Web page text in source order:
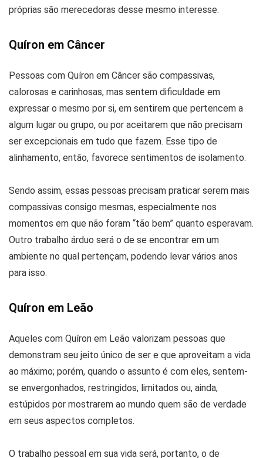
próprias são merecedoras desse mesmo interesse.
Quíron em Câncer
Pessoas com Quíron em Câncer são compassivas,
calorosas e carinhosas, mas sentem dificuldade em
expressar o mesmo por si, em sentirem que pertencem a
algum lugar ou grupo, ou por aceitarem que não precisam
ser excepcionais em tudo que fazem. Esse tipo de
alinhamento, então, favorece sentimentos de isolamento.
Sendo assim, essas pessoas precisam praticar serem mais
compassivas consigo mesmas, especialmente nos
momentos em que não foram “tão bem” quanto esperavam.
Outro trabalho árduo será o de se encontrar em um
ambiente no qual pertençam, podendo levar vários anos
para isso.
Quíron em Leão
Aqueles com Quíron em Leão valorizam pessoas que
demonstram seu jeito único de ser e que aproveitam a vida
ao máximo; porém, quando o assunto é com eles, sentem-
se envergonhados, restringidos, limitados ou, ainda,
estúpidos por mostrarem ao mundo quem são de verdade
em seus aspectos completos.
O trabalho pessoal em sua vida será, portanto, o de